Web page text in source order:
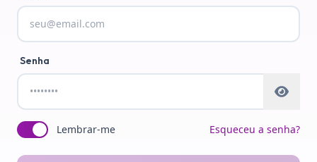
Senha
Lembrar-me Esqueceu a senha?